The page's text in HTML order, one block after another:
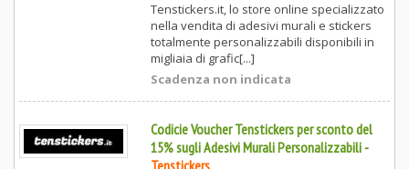
Tenstickers.it, lo store online specializzato
nella vendita di adesivi murali e stickers
totalmente personalizzabili disponibili in
migliaia di grafic[...]
Scadenza non indicata
Codicie Voucher Tenstickers per sconto del
15% sugli Adesivi Murali Personalizzabili -